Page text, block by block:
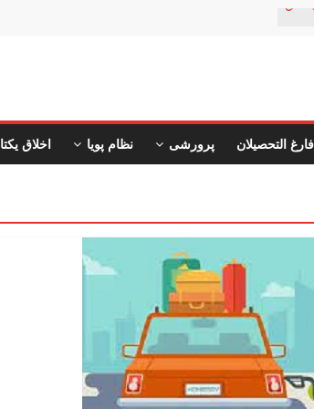
فارغ التحصیلان پرورشی نظام پویا اخلاق یکتا